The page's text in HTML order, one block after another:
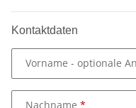
Kontaktdaten
Vorname - optionale
Nachname